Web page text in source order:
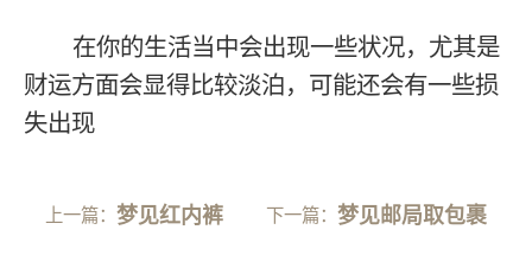
在你的生活当中会出现一些状况，尤其是
财运方面会显得比较淡泊，可能还会有一些损
失出现
上一篇：梦见红内裤 下一篇： 梦见邮局取包裹